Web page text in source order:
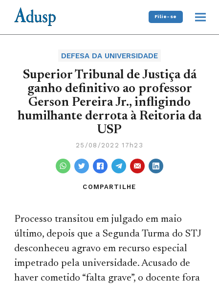
Filie-se
DEFESA DA UNIVERSIDADE
Superior Tribunal de Justiça dá
ganho definitivo ao professor
Gerson Pereira Jr., infligindo
humilhante derrota à Reitoria da
USP
25/08/2022 17h23
COMPARTILHE
Processo transitou em julgado em maio
último, depois que a Segunda Turma do STJ
desconheceu agravo em recurso especial
impetrado pela universidade. Acusado de
haver cometido “falta grave”, o docente fora